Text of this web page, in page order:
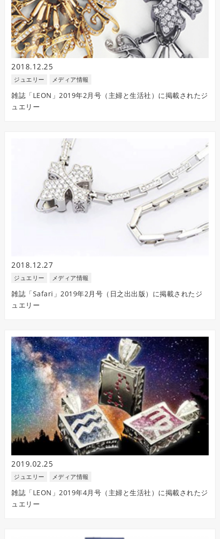
2018.12.25
ジュエリー メディア情報
雑誌「LEON」2019年2月号（主婦と生活社）に掲載されたジ
ュエリー
2018.12.27
ジュエリー メディア情報
雑誌「Safari」2019年2月号（日之出出版）に掲載されたジ
ュエリー
2019.02.25
ジュエリー メディア情報
雑誌「LEON」2019年4月号（主婦と生活社）に掲載されたジ
ュエリー